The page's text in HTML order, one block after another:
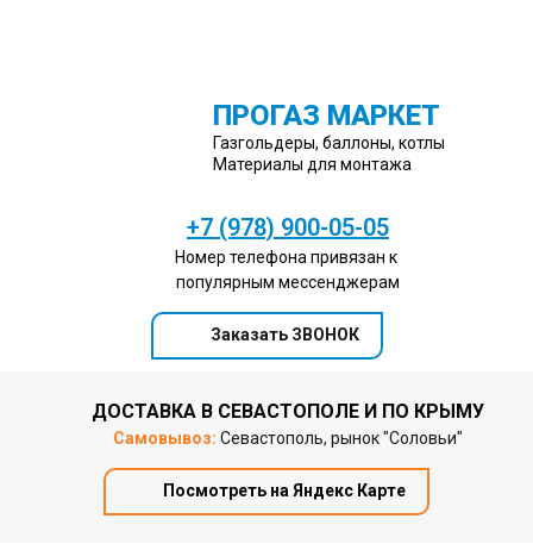
ПРОГАЗ МАРКЕТ
Газгольдеры, баллоны, котлы
Материалы для монтажа
+7 (978) 900-05-05
Номер телефона привязан к
популярным мессенджерам
Заказать ЗВОНОК
ДОСТАВКА В СЕВАСТОПОЛЕ И ПО КРЫМУ
Самовывоз: Севастополь, рынок "Соловьи"
Посмотреть на Яндекс Карте